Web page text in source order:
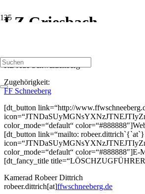
LZ Griesbach
RB Aue Schwarzenberg
Zugehörigkeit:
FF Schneeberg
[dt_button link=“http://
color_mode=“default“
[dt_button link=“mailto:
color_mode=“default“ color=“#888888″]E-
[dt_fancy_title
Kamerad Robeer Dittrich
robeer.dittrich[at]ffwschneeberg.de